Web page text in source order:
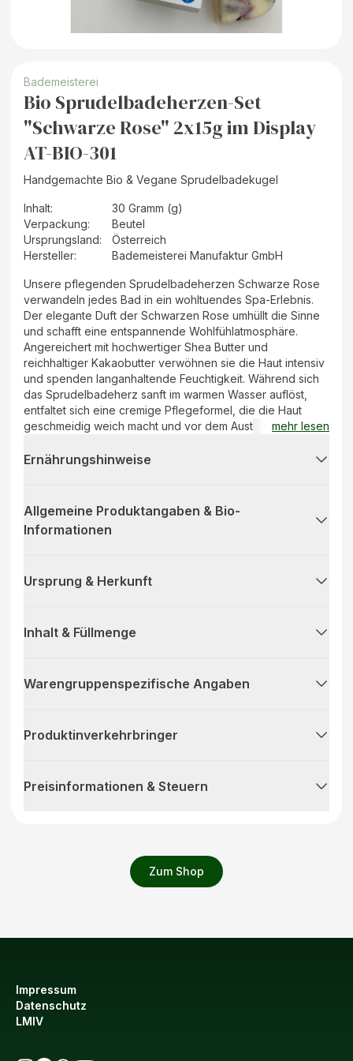
Zum Shop
Bademeisterei
Bio Sprudelbadeherzen-Set
"Schwarze Rose" 2x15g im Display
AT-BIO-301
Handgemachte Bio & Vegane Sprudelbadekugel
Inhalt:
30 Gramm (g)
Verpackung:
Beutel
Ursprungsland:
Österreich
Hersteller: Bademeisterei Manufaktur GmbH
Unsere pflegenden Sprudelbadeherzen Schwarze Rose
verwandeln jedes Bad in ein wohltuendes Spa-Erlebnis.
Der elegante Duft der Schwarzen Rose umhüllt die Sinne
und schafft eine entspannende Wohlfühlatmosphäre.
Angereichert mit hochwertiger Shea Butter und
reichhaltiger Kakaobutter verwöhnen sie die Haut intensiv
und spenden langanhaltende Feuchtigkeit. Während sich
das Sprudelbadeherz sanft im warmen Wasser auflöst,
entfaltet sich eine cremige Pflegeformel, die die Haut
geschmeidig weich macht und vor dem Austrocknen
Hautgefühl.
mehr lesen
Ernährungshinweise
Allgemeine Produktangaben & Bio-
Informationen
Ursprung & Herkunft
Inhalt & Füllmenge
Warengruppenspezifische Angaben
Produktinverkehrbringer
Preisinformationen & Steuern
Impressum
Datenschutz
LMIV